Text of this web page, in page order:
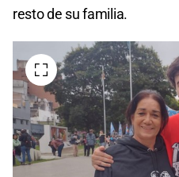
resto de su familia.